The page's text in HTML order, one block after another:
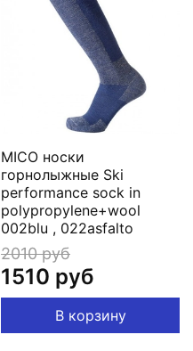
MICO носки
горнолыжные Ski
performance sock in
polypropylene+wool
002blu , 022asfalto
2010 руб
1510 руб
В корзину